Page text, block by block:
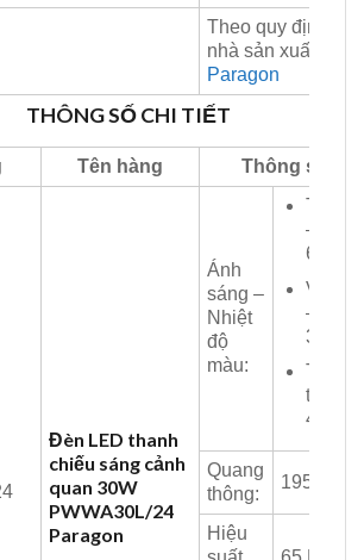
Theo quy định
nhà sản xuất
Paragon
THÔNG SỐ CHI TIẾT
Tên hàng Thông số
Đèn LED thanh
chiếu sáng cảnh
quan 30W
PWWA30L/24
Paragon
Ánh
sáng –
Nhiệt
độ
màu:
Trắng
–
6500K
Vàng
–
3000K
Trung
tính –
4200K
Quang
thông:
1950 Lm
Hiệu